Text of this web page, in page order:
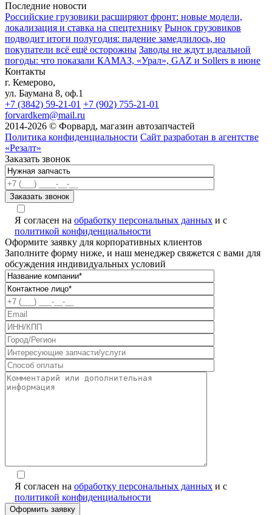
Последние новости
Российские грузовики расширяют фронт: новые модели,
локализация и ставка на спецтехнику Рынок грузовиков
подводит итоги полугодия: падение замедлилось, но
покупатели всё ещё осторожны Заводы не ждут идеальной
погоды: что показали КАМАЗ, «Урал», GAZ и Sollers в июне
Контакты
г. Кемерово,
ул. Баумана 8, оф.1
+7 (3842) 59-21-01 +7 (902) 755-21-01
forvardkem@mail.ru
2014-2026 © Форвард, магазин автозапчастей
Политика конфиденциальности Сайт разработан в агентстве
«Резалт»
Заказать звонок
Я согласен на обработку персональных данных и с
политикой конфиденциальности
Оформите заявку для корпоративных клиентов
Заполните форму ниже, и наш менеджер свяжется с вами для
обсуждения индивидуальных условий
Я согласен на обработку персональных данных и с
политикой конфиденциальности